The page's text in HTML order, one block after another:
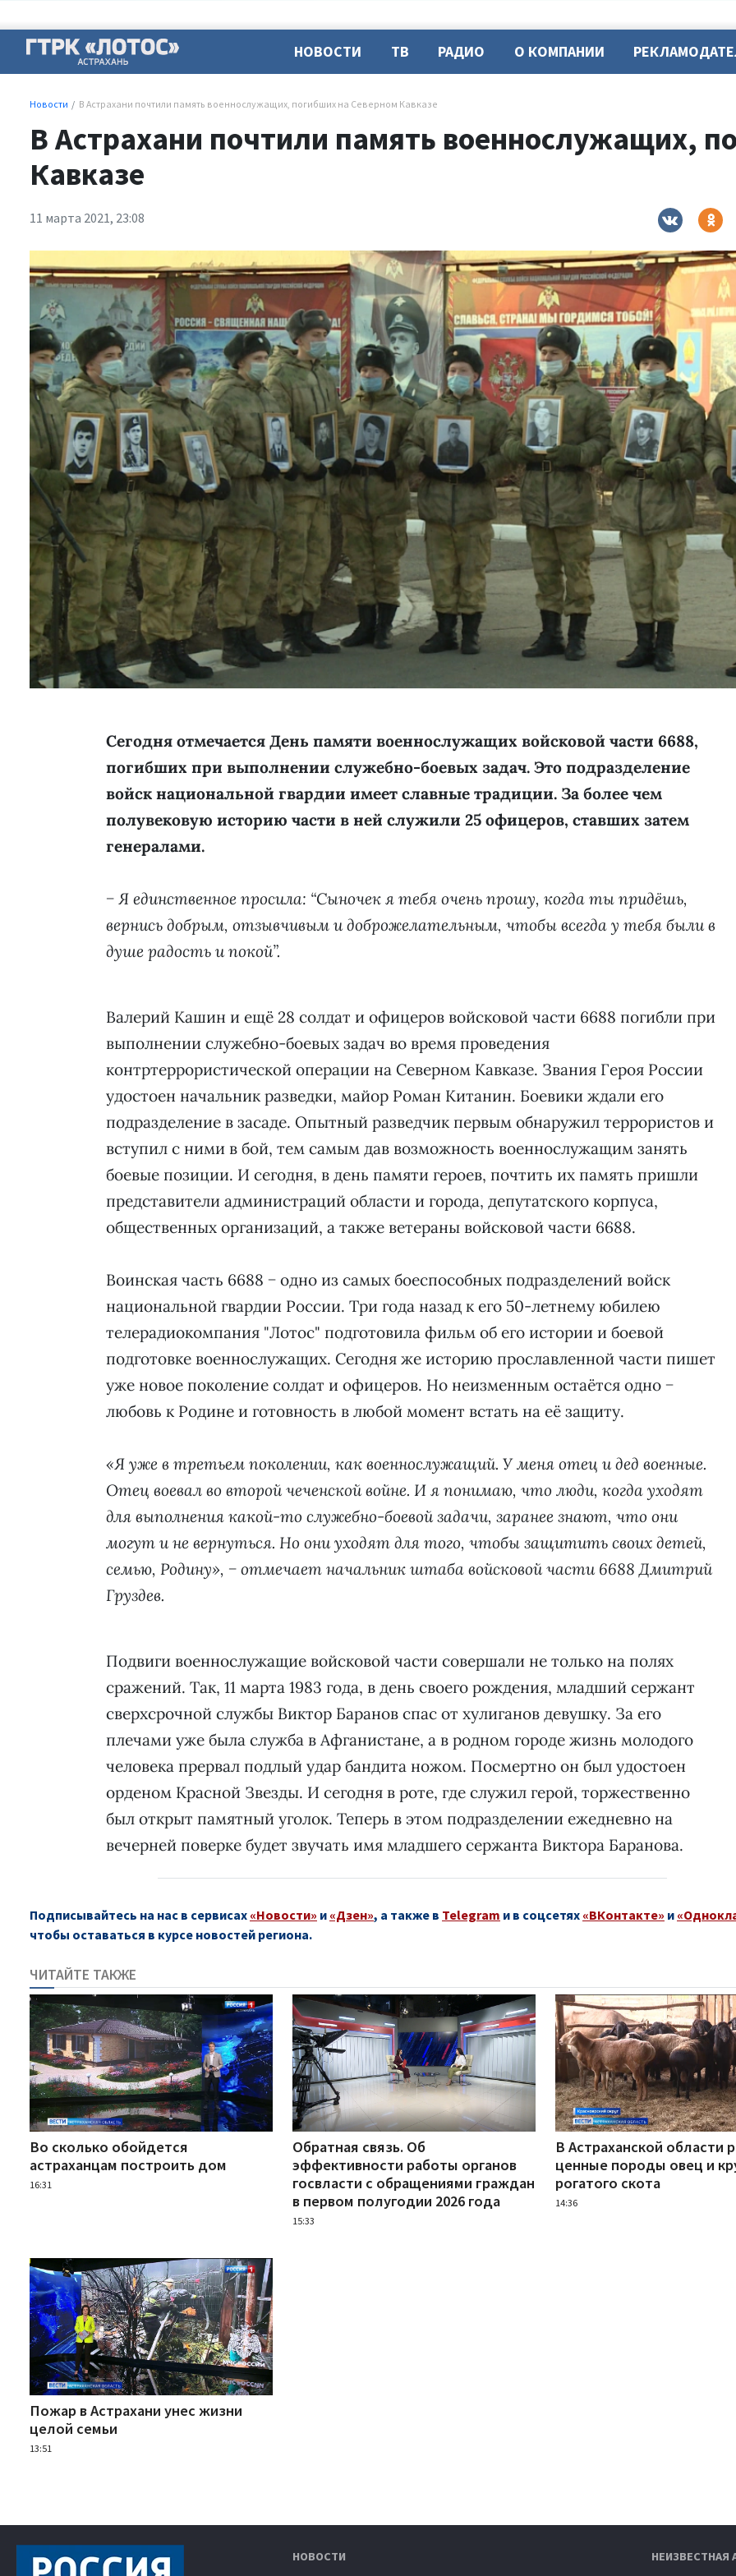
НОВОСТИ ТВ РАДИО О КОМПАНИИ
Новости В Астрахани почтили память военнослужащих, погибших на Северном Кавказе
В Астрахани почтили память военнослужащих,
Кавказе
11 марта 2021, 23:08
Сегодня отмечается День памяти военнослужащих войсковой части 6688,
погибших при выполнении служебно-боевых задач. Это подразделение
войск национальной гвардии имеет славные традиции. За более чем
полувековую историю части в ней служили 25 офицеров, ставших затем
генералами.
− Я единственное просила: “Сыночек я тебя очень прошу, когда ты придёшь,
вернись добрым, отзывчивым и доброжелательным, чтобы всегда у тебя были в
душе радость и покой”.
Валерий Кашин и ещё 28 солдат и офицеров войсковой части 6688 погибли при
выполнении служебно-боевых задач во время проведения
контртеррористической операции на Северном Кавказе. Звания Героя России
удостоен начальник разведки, майор Роман Китанин. Боевики ждали его
подразделение в засаде. Опытный разведчик первым обнаружил террористов и
вступил с ними в бой, тем самым дав возможность военнослужащим занять
боевые позиции. И сегодня, в день памяти героев, почтить их память пришли
представители администраций области и города, депутатского корпуса,
общественных организаций, а также ветераны войсковой части 6688.
Воинская часть 6688 − одно из самых боеспособных подразделений войск
национальной гвардии России. Три года назад к его 50-летнему юбилею
телерадиокомпания "Лотос" подготовила фильм об его истории и боевой
подготовке военнослужащих. Сегодня же историю прославленной части пишет
уже новое поколение солдат и офицеров. Но неизменным остаётся одно −
любовь к Родине и готовность в любой момент встать на её защиту.
«Я уже в третьем поколении, как военнослужащий. У меня отец и дед военные.
Отец воевал во второй чеченской войне. И я понимаю, что люди, когда уходят
для выполнения какой-то служебно-боевой задачи, заранее знают, что они
могут и не вернуться. Но они уходят для того, чтобы защитить своих детей,
семью, Родину», − отмечает начальник штаба войсковой части 6688 Дмитрий
Груздев.
Подвиги военнослужащие войсковой части совершали не только на полях
сражений. Так, 11 марта 1983 года, в день своего рождения, младший сержант
сверхсрочной службы Виктор Баранов спас от хулиганов девушку. За его
плечами уже была служба в Афганистане, а в родном городе жизнь молодого
человека прервал подлый удар бандита ножом. Посмертно он был удостоен
орденом Красной Звезды. И сегодня в роте, где служил герой, торжественно
был открыт памятный уголок. Теперь в этом подразделении ежедневно на
вечерней поверке будет звучать имя младшего сержанта Виктора Баранова.
Подписывайтесь на нас в сервисах «Новости» и «Дзен», а также в Telegram и в соцсетях «ВКонтакте» и
чтобы оставаться в курсе новостей региона.
ЧИТАЙТЕ ТАКЖЕ
Во сколько обойдется
астраханцам построить дом
16:31
Обратная связь. Об
эффективности работы органов
госвласти с обращениями граждан
в первом полугодии 2026 года
15:33
В Астраханской области
ценные породы овец и
рогатого скота
14:36
Пожар в Астрахани унес жизни
целой семьи
13:51
НОВОСТИ
НЕИЗВЕСТНАЯ